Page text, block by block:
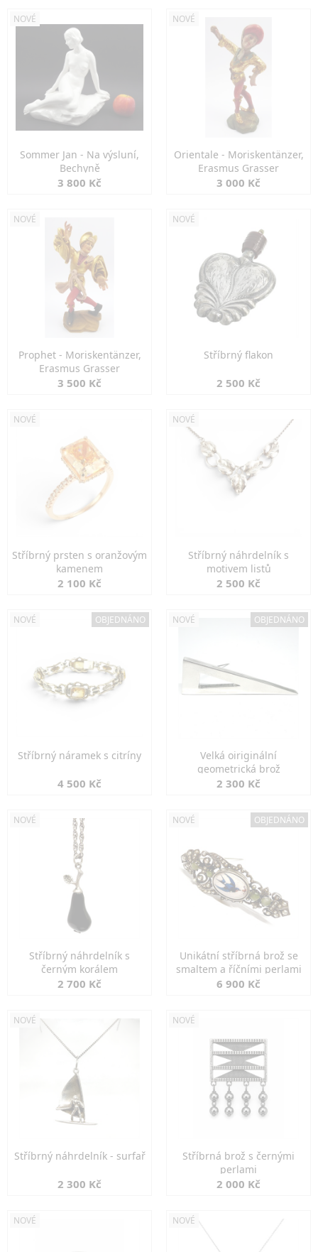
NOVÉ
Sommer Jan - Na výsluní,
Bechyně
3 800 Kč
NOVÉ
Orientale - Moriskentänzer,
Erasmus Grasser
3 000 Kč
NOVÉ
Prophet - Moriskentänzer,
Erasmus Grasser
3 500 Kč
NOVÉ
Stříbrný flakon
2 500 Kč
NOVÉ
Stříbrný prsten s oranžovým
kamenem
2 100 Kč
NOVÉ
Stříbrný náhrdelník s
motivem listů
2 500 Kč
NOVÉ OBJEDNÁNO
Stříbrný náramek s citríny
4 500 Kč
NOVÉ OBJEDNÁNO
Velká oiriginální
geometrická brož
2 300 Kč
NOVÉ
Stříbrný náhrdelník s
černým korálem
2 700 Kč
NOVÉ OBJEDNÁNO
Unikátní stříbrná brož se
smaltem a říčními perlami
6 900 Kč
NOVÉ
Stříbrný náhrdelník - surfař
2 300 Kč
NOVÉ
Stříbrná brož s černými
perlami
2 000 Kč
NOVÉ NOVÉ